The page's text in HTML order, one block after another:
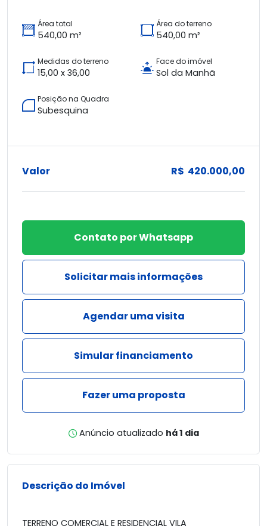
Área total
540,00 m²
Área do terreno
540,00 m²
Medidas do terreno
15,00 x 36,00
Face do imóvel
Sol da Manhã
Posição na Quadra
Subesquina
Valor R$ 420.000,00
Contato por Whatsapp
Solicitar mais informações
Agendar uma visita
Simular financiamento
Fazer uma proposta
Anúncio atualizado há 1 dia
Descrição do Imóvel
TERRENO COMERCIAL E RESIDENCIAL VILA